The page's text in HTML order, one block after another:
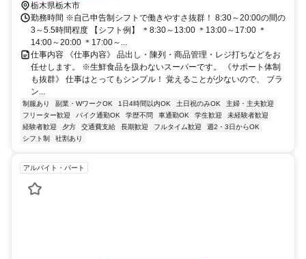
8分
栃木県栃木市
勤務時間 ※自己申告制シフトで働きやすさ抜群！ 8:30～20:00の間の
3～5.5時間程度 【シフト例】 ＊8:30～13:00 ＊13:00～17:00 ＊
14:00～20:00 ＊17:00～...
仕事内容 《仕事内容》 品出し・陳列・商品管理・レジ打ちなどをお
任せします。 ※生鮮食品を扱わないスーパーです。 《サポート体制
も抜群》 仕事はとってもシンプル！ 覚えることが少ないので、 ブラ
ン...
制服あり 副業・WワークOK 1日4時間以内OK 土日祝のみOK
主婦・主夫歓迎
フリーター歓迎
バイク通勤OK 学歴不問 車通勤OK 学生歓迎
未経験者歓迎
経験者歓迎
夕方 交通費支給 長期歓迎 フルタイム歓迎
週2・3日からOK
シフト制
社割あり
アルバイト・パート